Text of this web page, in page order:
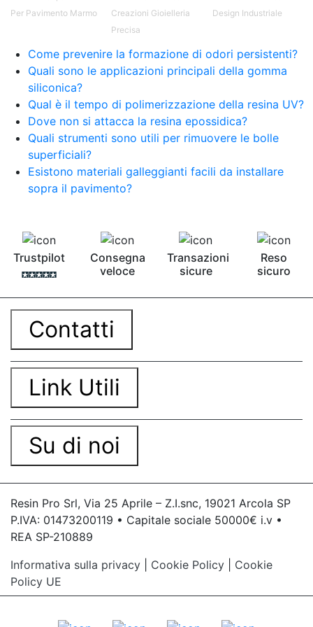
Pavimento epossidico Acquista Glitter Epossidico
Applicazioni di Epossidici Colle epossidiche
Mastice epossidico Adesivo epossidico
bicomponente Malta epossidica Colla
bicomponente Pavimento epossidico pro e
contro Epossidica Colla epossidica plastica See
Per Pavimento Marmo
Creazioni Gioielleria
Precisa
Design Industriale
Come prevenire la formazione di odori persistenti?
Quali sono le applicazioni principali della gomma
siliconica?
Qual è il tempo di polimerizzazione della resina UV?
Dove non si attacca la resina epossidica?
Quali strumenti sono utili per rimuovere le bolle
superficiali?
Esistono materiali galleggianti facili da installare
sopra il pavimento?
Trustpilot
Consegna
veloce
Transazioni
sicure
Reso
sicuro
Contatti
Link Utili
Su di noi
Resin Pro Srl, Via 25 Aprile – Z.I.snc, 19021 Arcola SP
P.IVA: 01473200119 • Capitale sociale 50000€ i.v •
REA SP-210889
Informativa sulla privacy
Cookie Policy
Cookie
Policy UE